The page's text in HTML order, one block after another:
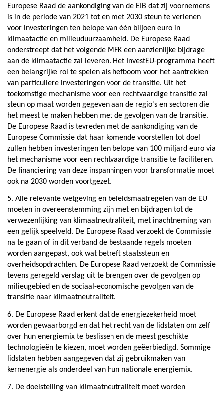
Europese Raad de aankondiging van de EIB dat zij voornemens
is in de periode van 2021 tot en met 2030 steun te verlenen
voor investeringen ten belope van één biljoen euro in
klimaatactie en milieuduurzaamheid. De Europese Raad
onderstreept dat het volgende MFK een aanzienlijke bijdrage
aan de klimaatactie zal leveren. Het InvestEU-programma heeft
een belangrijke rol te spelen als hefboom voor het aantrekken
van particuliere investeringen voor de transitie. Uit het
toekomstige mechanisme voor een rechtvaardige transitie zal
steun op maat worden gegeven aan de regio's en sectoren die
het meest te maken hebben met de gevolgen van de transitie.
De Europese Raad is tevreden met de aankondiging van de
Europese Commissie dat haar komende voorstellen tot doel
zullen hebben investeringen ten belope van 100 miljard euro via
het mechanisme voor een rechtvaardige transitie te faciliteren.
De financiering van deze inspanningen voor transformatie moet
ook na 2030 worden voortgezet.
5. Alle relevante wetgeving en beleidsmaatregelen van de EU
moeten in overeenstemming zijn met en bijdragen tot de
verwezenlijking van klimaatneutraliteit, met inachtneming van
een gelijk speelveld. De Europese Raad verzoekt de Commissie
na te gaan of in dit verband de bestaande regels moeten
worden aangepast, ook wat betreft staatssteun en
overheidsopdrachten. De Europese Raad verzoekt de Commissie
tevens geregeld verslag uit te brengen over de gevolgen op
milieugebied en de sociaal-economische gevolgen van de
transitie naar klimaatneutraliteit.
6. De Europese Raad erkent dat de energiezekerheid moet
worden gewaarborgd en dat het recht van de lidstaten om zelf
over hun energiemix te beslissen en de meest geschikte
technologieën te kiezen, moet worden geëerbiedigd. Sommige
lidstaten hebben aangegeven dat zij gebruikmaken van
kernenergie als onderdeel van hun nationale energiemix.
7. De doelstelling van klimaatneutraliteit moet worden